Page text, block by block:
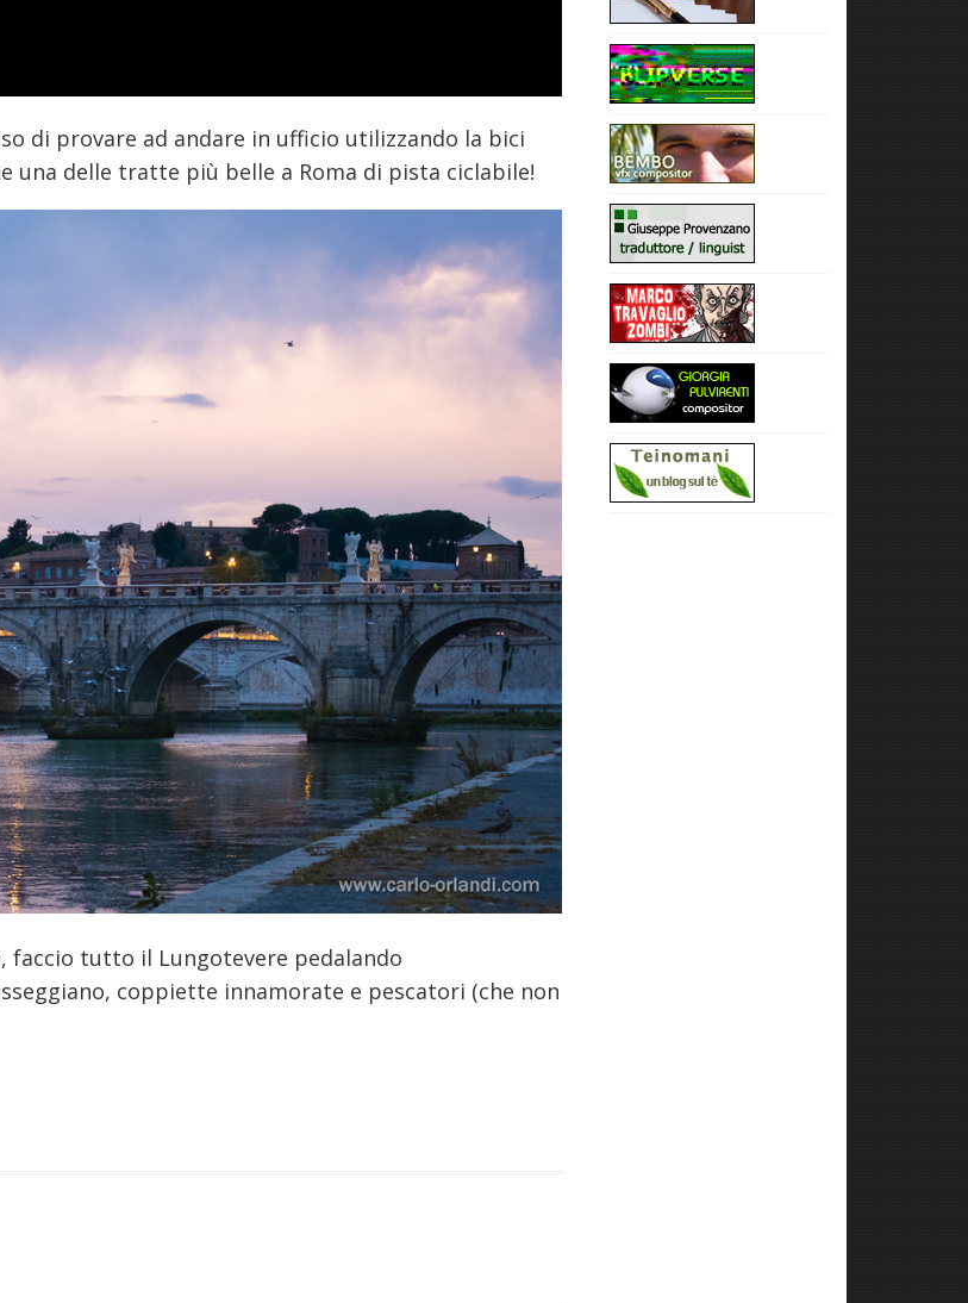
di provare ad andare in ufficio utilizzando la bici
una delle tratte più belle a Roma di pista ciclabile!
faccio tutto il Lungotevere pedalando
coppiette innamorate e pescatori (che non